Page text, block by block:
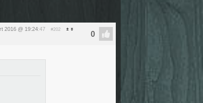
2016 @ 19:24:47 #202